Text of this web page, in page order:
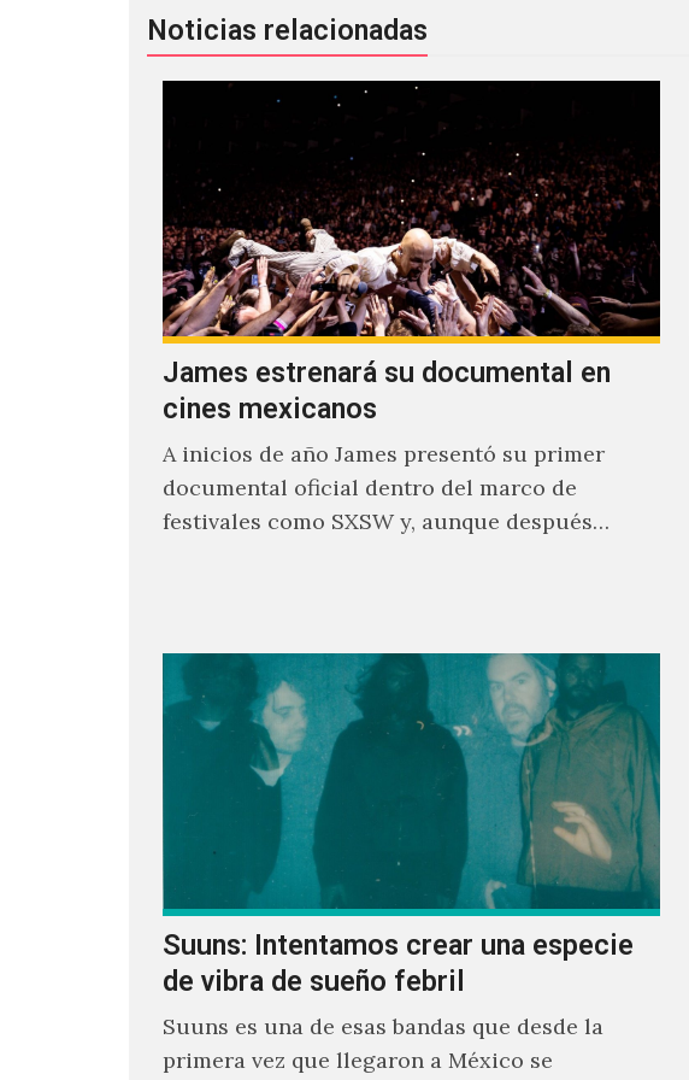
Noticias relacionadas
James estrenará su documental en
cines mexicanos
A inicios de año James presentó su primer
documental oficial dentro del marco de
festivales como SXSW y, aunque después
Suuns: Intentamos crear una especie
de vibra de sueño febril
Suuns es una de esas bandas que desde la
primera vez que llegaron a México se